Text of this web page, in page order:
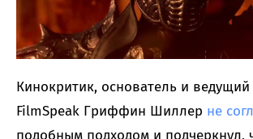
Кинокритик, основатель и
FilmSpeak Гриффин Шиллер не
подобным подходом и подчеркнул,